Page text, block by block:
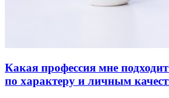
Какая профессия мне
по характеру и личным